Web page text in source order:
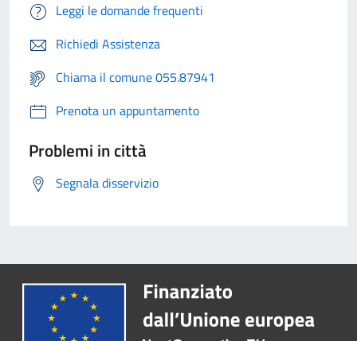
Leggi le domande frequenti
Richiedi Assistenza
Chiama il comune 055.87941
Prenota un appuntamento
Problemi in città
Segnala disservizio